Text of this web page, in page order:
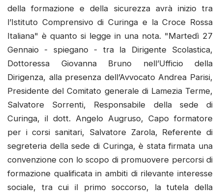
della formazione e della sicurezza avrà inizio tra
l’Istituto Comprensivo di Curinga e la Croce Rossa
Italiana" è quanto si legge in una nota. "Martedì 27
Gennaio - spiegano - tra la Dirigente Scolastica,
Dottoressa Giovanna Bruno nell’Ufficio della
Dirigenza, alla presenza dell’Avvocato Andrea Parisi,
Presidente del Comitato generale di Lamezia Terme,
Salvatore Sorrenti, Responsabile della sede di
Curinga, il dott. Angelo Augruso, Capo formatore
per i corsi sanitari, Salvatore Zarola, Referente di
segreteria della sede di Curinga, è stata firmata una
convenzione con lo scopo di promuovere percorsi di
formazione qualificata in ambiti di rilevante interesse
sociale, tra cui il primo soccorso, la tutela della